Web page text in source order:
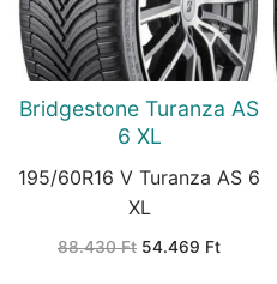
Bridgestone Turanza AS
6 XL
195/60R16 V Turanza AS 6
XL
88.430Ft Original
54.469 FtCurrent